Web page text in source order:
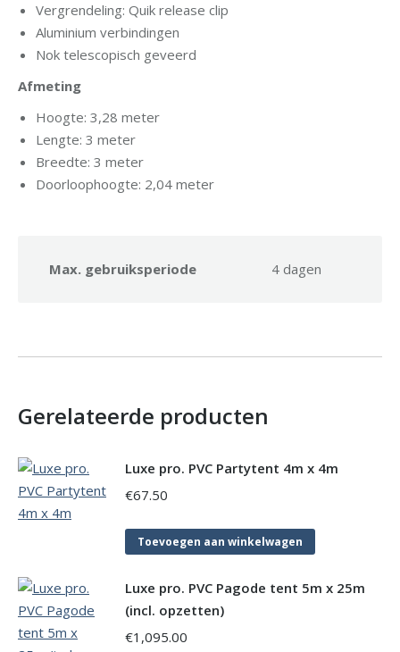
Vergrendeling: Quik release clip
Aluminium verbindingen
Nok telescopisch geveerd
Afmeting
Hoogte: 3,28 meter
Lengte: 3 meter
Breedte: 3 meter
Doorloophoogte: 2,04 meter
Max. gebruiksperiode 4 dagen
Gerelateerde producten
Luxe pro. PVC Partytent 4m x 4m
€67.50
Toevoegen aan winkelwagen
Luxe pro. PVC Pagode tent 5m x 25m
(incl. opzetten)
€1,095.00